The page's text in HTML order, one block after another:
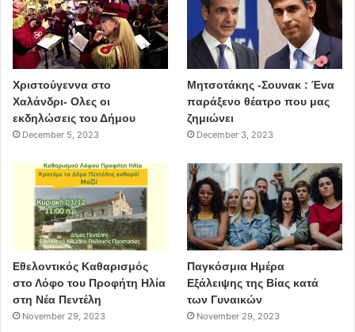
Χριστούγεννα στο
Χαλάνδρι- Ολες οι
εκδηλώσεις του Δήμου
December 5, 2023
Μητσοτάκης -Σουνακ : Ένα
παράξενο θέατρο που μας
ζημιώνει
December 3, 2023
Εθελοντικός Καθαρισμός
στο Λόφο του Προφήτη Ηλία
στη Νέα Πεντέλη
November 29, 2023
Παγκόσμια Ημέρα
Εξάλειψης της Βίας κατά
των Γυναικών
November 29, 2023